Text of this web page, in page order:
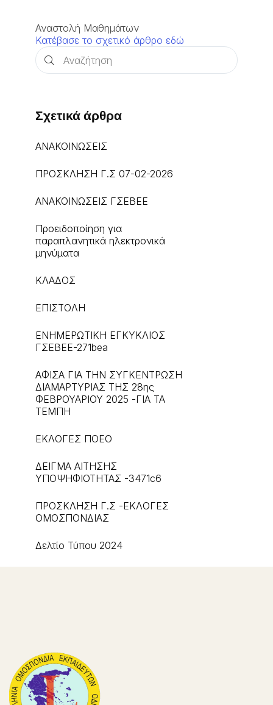
Αναστολή Μαθημάτων
Κατέβασε το σχετικό άρθρο εδώ
Σχετικά άρθρα
ΑΝΑΚΟΙΝΩΣΕΙΣ
ΠΡΟΣΚΛΗΣΗ Γ.Σ 07-02-2026
ΑΝΑΚΟΙΝΩΣΕΙΣ ΓΣΕΒΕΕ
Προειδοποίηση για
παραπλανητικά ηλεκτρονικά
μηνύματα
ΚΛΑΔΟΣ
ΕΠΙΣΤΟΛΗ
ΕΝΗΜΕΡΩΤΙΚΗ ΕΓΚΥΚΛΙΟΣ
ΓΣΕΒΕΕ-271bea
ΑΦΙΣΑ ΓΙΑ ΤΗΝ ΣΥΓΚΕΝΤΡΩΣΗ
ΔΙΑΜΑΡΤΥΡΙΑΣ ΤΗΣ 28ης
ΦΕΒΡΟΥΑΡΙΟΥ 2025 -ΓΙΑ ΤΑ
ΤΕΜΠΗ
ΕΚΛΟΓΕΣ ΠΟΕΟ
ΔΕΙΓΜΑ ΑΙΤΗΣΗΣ
ΥΠΟΨΗΦΙΟΤΗΤΑΣ -3471c6
ΠΡΟΣΚΛΗΣΗ Γ.Σ -ΕΚΛΟΓΕΣ
ΟΜΟΣΠΟΝΔΙΑΣ
Δελτίο Τύπου 2024